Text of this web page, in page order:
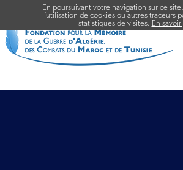
En poursuivant votre navigation sur ce
l’utilisation de cookies ou autres traceurs
statistiques de visites. En